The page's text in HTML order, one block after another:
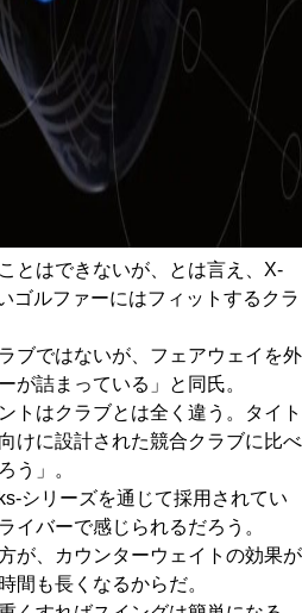
とはできないが、とは言え、X-
ゴルファーにはフィットするクラ
ブではないが、フェアウェイを外
が詰まっている」と同氏。
トはクラブとは全く違う。タイト
けに設計された競合クラブに比べ
う」。
シリーズを通じて採用されてい
イバーで感じられるだろう。
が、カウンターウェイトの効果が
間も長くなるからだ。